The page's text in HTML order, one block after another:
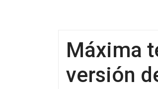
Máxima
versión